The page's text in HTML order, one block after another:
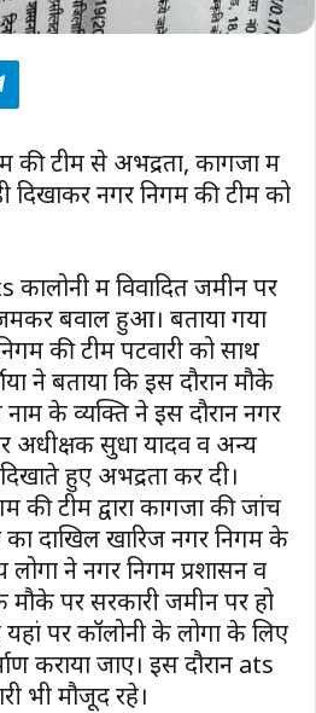
Telegram
की टीम से अभद्रता, कागजों में
दिखाकर नगर निगम की टीम को
कालोनी में विवादित जमीन पर
बवाल हुआ। बताया गया
की टीम पटवारी को साथ
ने बताया कि इस दौरान मौके
नाम के व्यक्ति ने इस दौरान नगर
अधीक्षक सुधा यादव व अन्य
हुए अभद्रता कर दी।
की टीम द्वारा कागजों की जांच
का दाखिल खारिज नगर निगम के
लोगों ने नगर निगम प्रशासन व
पर सरकारी जमीन पर हो
यहां पर कॉलोनी के लोगों के लिए
कराया जाए। इस दौरान ats
भी मौजूद रहे।